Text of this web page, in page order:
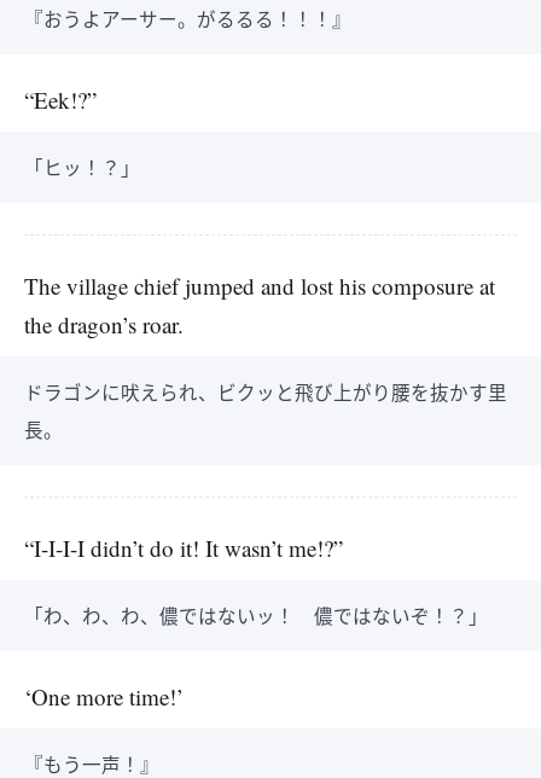
『おうよアーサー。がるるる！！！』
“Eek!?”
「ヒッ！？」
The village chief jumped and lost his composure at
the dragon’s roar.
ドラゴンに吠えられ、ビクッと飛び上がり腰を抜かす里
長。
“I-I-I-I didn’t do it! It wasn’t me!?”
「わ、わ、わ、儂ではないッ！ 儂ではないぞ！？」
‘One more time!’
『もう一声！』